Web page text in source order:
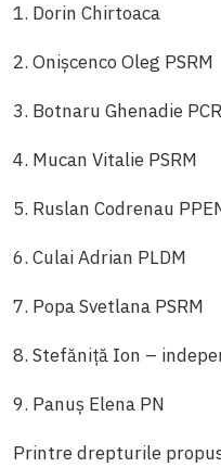
1. Dorin Chirtoaca
2. Onișcenco Oleg PSRM
3. Botnaru Ghenadie
4. Mucan Vitalie PSRM
5. Ruslan Codrenau
6. Culai Adrian PLDM
7. Popa Svetlana PSRM
8. Stefăniță Ion –
9. Panuș Elena PN
Printre drepturile